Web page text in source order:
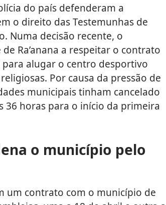
do país defenderam a
o direito das Testemunhas de
Numa decisão recente, o
Ra’anana a respeitar o contrato
para alugar o centro desportivo
Por causa da pressão de
municipais tinham cancelado
horas para o início da primeira
o município pelo
um contrato com o município de